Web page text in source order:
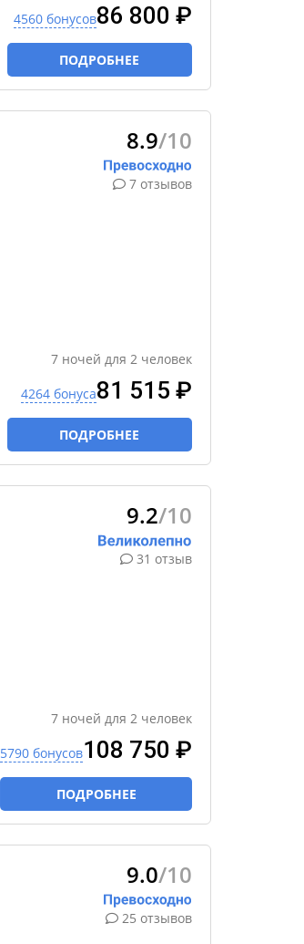
4560 бонусов86 800 ₽
ПОДРОБНЕЕ
8.9/10
7 отзывов
7 ночей для 2 человек
4264 бонуса81 515 ₽
ПОДРОБНЕЕ
9.2/10
31 отзыв
7 ночей для 2 человек
5790 бонусов108 750 ₽
ПОДРОБНЕЕ
9.0/10
25 отзывов